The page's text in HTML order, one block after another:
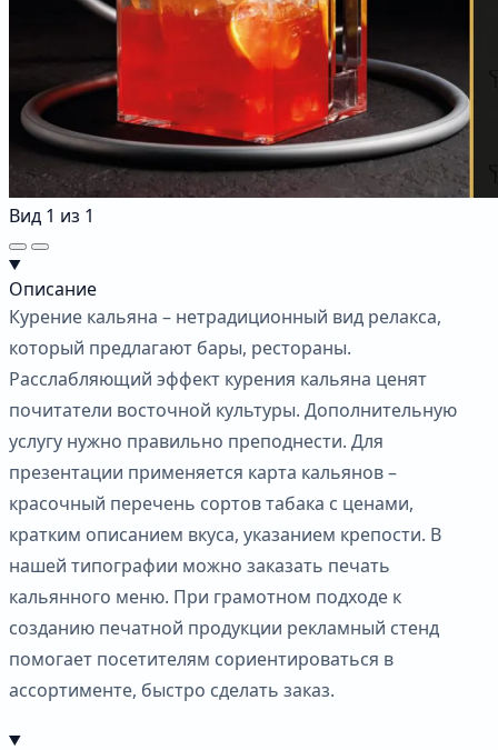
Вид 1 из 1
Описание
Курение кальяна – нетрадиционный вид релакса,
который предлагают бары, рестораны.
Расслабляющий эффект курения кальяна ценят
почитатели восточной культуры. Дополнительную
услугу нужно правильно преподнести. Для
презентации применяется карта кальянов –
красочный перечень сортов табака с ценами,
кратким описанием вкуса, указанием крепости. В
нашей типографии можно заказать печать
кальянного меню. При грамотном подходе к
созданию печатной продукции рекламный стенд
помогает посетителям сориентироваться в
ассортименте, быстро сделать заказ.